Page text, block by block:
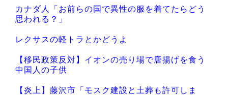
カナダ人「お前らの国で異性の服を着てたらどう
思われる？」
レクサスの軽トラとかどうよ
【移民政策反対】イオンの売り場で唐揚げを食う
中国人の子供
【炎上】藤沢市「モスク建設と土葬も許可しま